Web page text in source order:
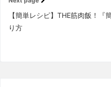
【簡単レシピ】THE筋肉飯！『
り方